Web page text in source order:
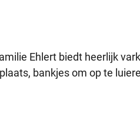
Ehlert biedt heerlijk
bankjes om op te